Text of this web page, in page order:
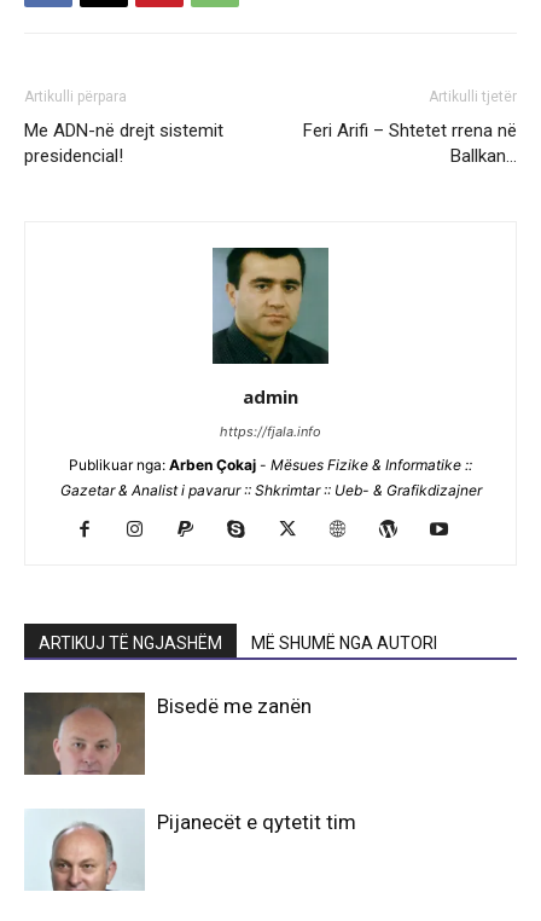
Artikulli përpara
Me ADN-në drejt sistemit
presidencial!
Artikulli tjetër
Feri Arifi – Shtetet rrena në
Ballkan…
admin
https://fjala.info
Publikuar nga: Arben Çokaj - Mësues Fizike & Informatike ::
Gazetar & Analist i pavarur :: Shkrimtar :: Ueb- & Grafikdizajner
ARTIKUJ TË NGJASHËM MË SHUMË NGA AUTORI
Bisedë me zanën
Pijanecët e qytetit tim